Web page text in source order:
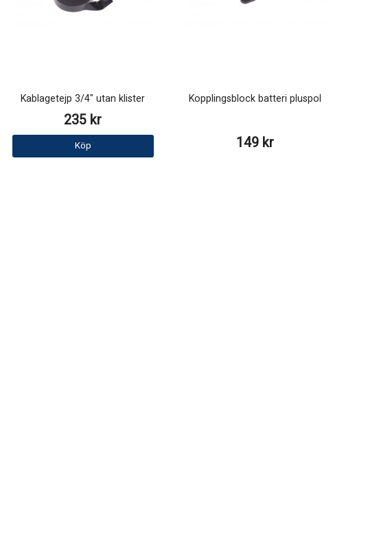
Kablagetejp 3/4" utan klister
235 kr
Köp
Kopplingsblock batteri pluspol
149 kr